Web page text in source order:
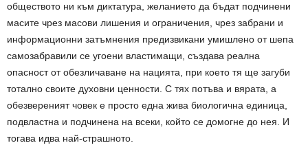
обществото ни към диктатура, желанието да бъдат подчинени
масите чрез масови лишения и ограничения, чрез забрани и
информационни затъмнения предизвикани умишлено от шепа
самозабравили се угоени властимащи, създава реална
опасност от обезличаване на нацията, при което тя ще загуби
тотално своите духовни ценности. С тях потъва и вярата, а
обезвереният човек е просто една жива биологична единица,
подвластна и подчинена на всеки, който се домогне до нея. И
тогава идва най-страшното.